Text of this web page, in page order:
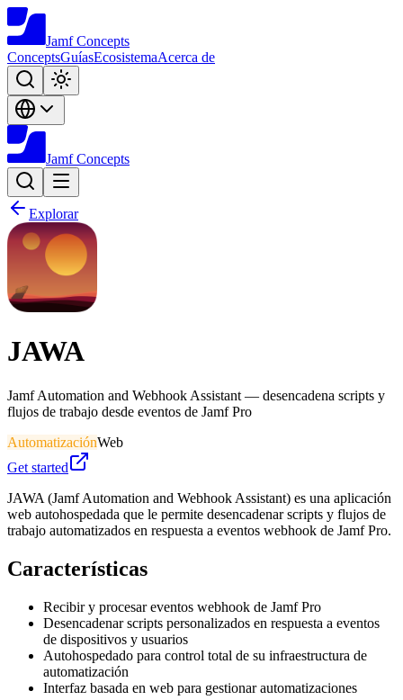
Jamf Concepts
ConceptsGuíasEcosistemaAcerca de
Jamf Concepts
Explorar
JAWA
Jamf Automation and Webhook Assistant — desencadena scripts y
flujos de trabajo desde eventos de Jamf Pro
AutomatizaciónWeb
Get started
JAWA (Jamf Automation and Webhook Assistant) es una aplicación
web autohospedada que le permite desencadenar scripts y flujos de
trabajo automatizados en respuesta a eventos webhook de Jamf Pro.
Características
Recibir y procesar eventos webhook de Jamf Pro
Desencadenar scripts personalizados en respuesta a eventos
de dispositivos y usuarios
Autohospedado para control total de su infraestructura de
automatización
Interfaz basada en web para gestionar automatizaciones